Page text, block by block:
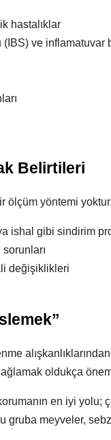
hastalıklar
ve inflamatuvar
Belirtileri
ölçüm yöntemi
ishal gibi sindirim
değişiklikleri
oldukça
en iyi
gruba meyveler,